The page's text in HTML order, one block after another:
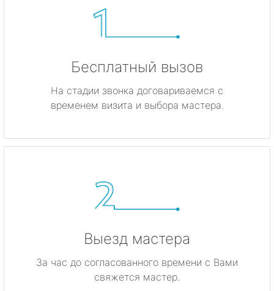
Бесплатный вызов
На стадии звонка договариваемся с
временем визита и выбора мастера.
Выезд мастера
За час до согласованного времени с Вами
свяжется мастер.